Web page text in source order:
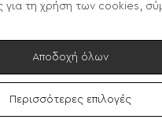
για τη χρήση των cookies,
Περισσότερες επιλογές
Αποδοχή όλων
Φίλτρα
Network